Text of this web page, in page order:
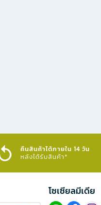
คืนสินค้าได้ภายใน 14 วัน
หลังได้รับสินค้า*
โซเซียลมีเดีย​